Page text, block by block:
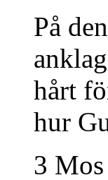
På
hårt
hur
3